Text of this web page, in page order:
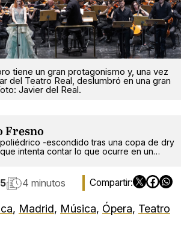
tiene un gran protagonismo y, una vez
del Teatro Real, deslumbró en una gran
Javier del Real.
Fresno
poliédrico -escondido tras una copa de dry
intenta contar lo que ocurre en un
4 minutos
, Madrid, Música, Ópera, Teatro